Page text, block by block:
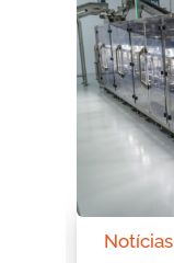
Notícias